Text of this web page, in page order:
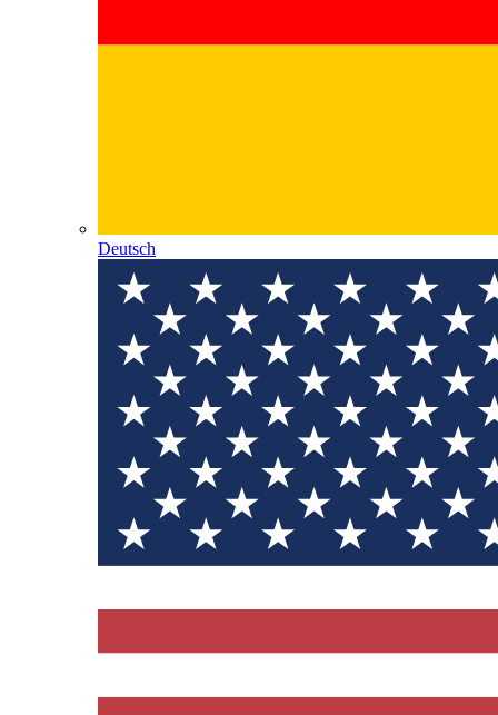
Deutsch